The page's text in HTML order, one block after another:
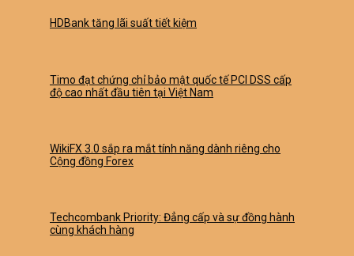
HDBank tăng lãi suất tiết kiệm
Timo đạt chứng chỉ bảo mật quốc tế PCI DSS cấp
độ cao nhất đầu tiên tại Việt Nam
WikiFX 3.0 sắp ra mắt tính năng dành riêng cho
Cộng đồng Forex
Techcombank Priority: Đẳng cấp và sự đồng hành
cùng khách hàng